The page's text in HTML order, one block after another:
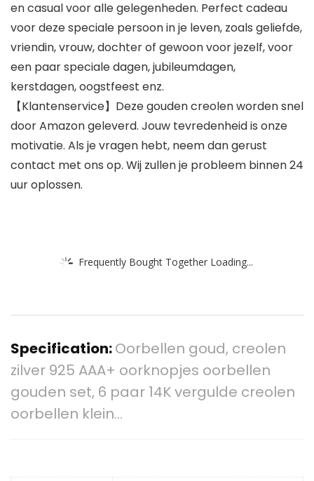
en casual voor alle gelegenheden. Perfect cadeau
voor deze speciale persoon in je leven, zoals geliefde,
vriendin, vrouw, dochter of gewoon voor jezelf, voor
een paar speciale dagen, jubileumdagen,
kerstdagen, oogstfeest enz.
【Klantenservice】Deze gouden creolen worden snel
door Amazon geleverd. Jouw tevredenheid is onze
motivatie. Als je vragen hebt, neem dan gerust
contact met ons op. Wij zullen je probleem binnen 24
uur oplossen.
Frequently Bought Together Loading...
Specification:Oorbellen goud, creolen
zilver 925 AAA+ oorknopjes oorbellen
gouden set, 6 paar 14K vergulde creolen
oorbellen klein…